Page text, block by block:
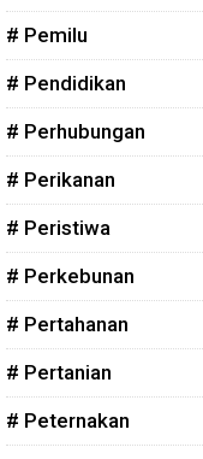
# Pemilu
# Pendidikan
# Perhubungan
# Perikanan
# Peristiwa
# Perkebunan
# Pertahanan
# Pertanian
# Peternakan